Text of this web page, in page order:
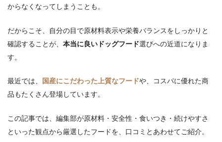
からなくなってしまうことも。
だからこそ、自分の目で原材料表示や栄養バランスをしっかりと
確認することが、 本当に良いドッグフード選びへの近道になりま
す。
最近では、 国産にこだわった上質なフードや、コスパに優れた商
品もたくさん登場しています。
この記事では、編集部が原材料・安全性・食いつき・続けやすさ
といった観点から厳選したフードを、口コミとあわせてご紹介。